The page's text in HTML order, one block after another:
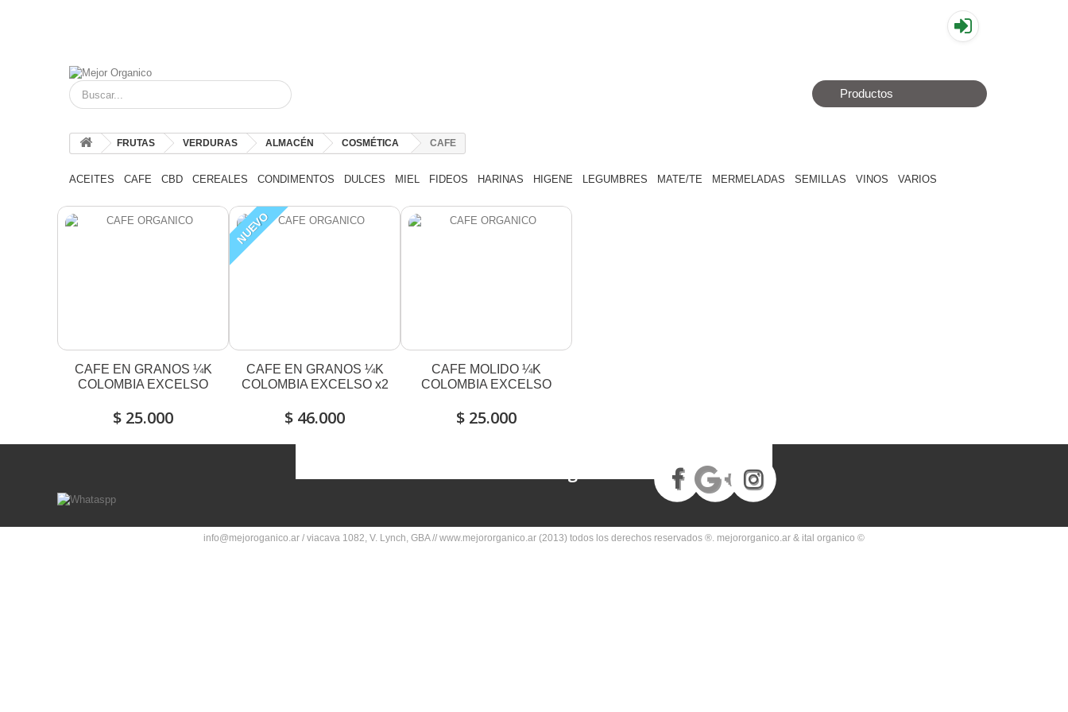
▤
Productos
FRUTAS VERDURAS ALMACÉN COSMÉTICA CAFE
ACEITES CAFE CBD CEREALES CONDIMENTOS DULCES MIEL FIDEOS HARINAS HIGENE LEGUMBRES MATE/TE MERMELADAS SEMILLAS VINOS VARIOS
CAFE EN GRANOS ¼K
COLOMBIA EXCELSO
$ 25.000
NUEVO
CAFE EN GRANOS ¼K
COLOMBIA EXCELSO x2
$ 46.000
CAFE MOLIDO ¼K
COLOMBIA EXCELSO
$ 25.000
info@mejoroganico.ar / viacava 1082, V. Lynch, GBA // www.mejororganico.ar (2013) todos los derechos reservados ®. mejororganico.ar & ital organico ©